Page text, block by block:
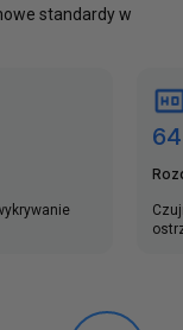
standardy w